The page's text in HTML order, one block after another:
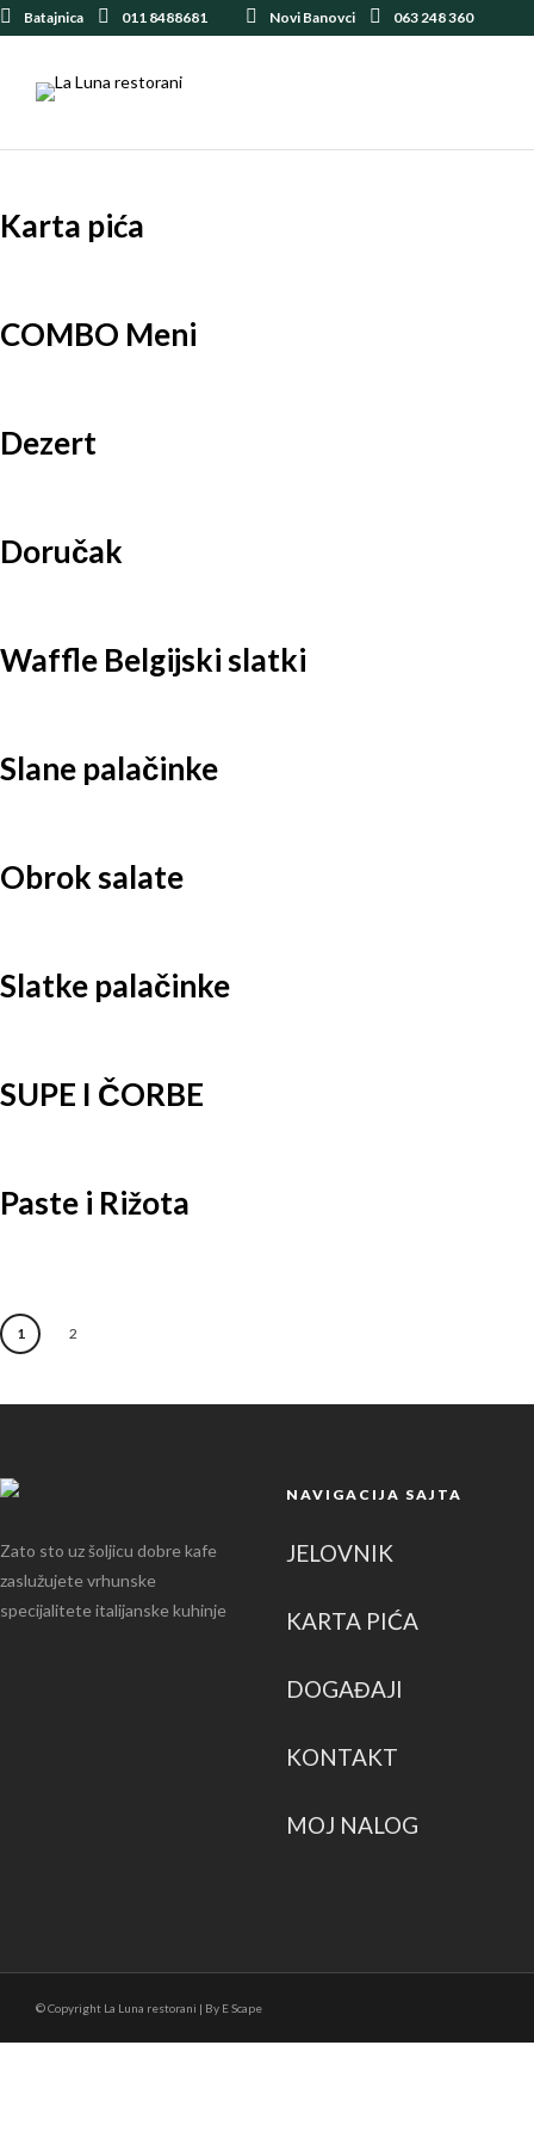
Batajnica 011 8488681 Novi Banovci 063 248 360
Karta pića
COMBO Meni
Dezert
Doručak
Waffle Belgijski slatki
Slane palačinke
Obrok salate
Slatke palačinke
SUPE I ČORBE
Paste i Rižota
1 2
Zato sto uz šoljicu dobre kafe
zaslužujete vrhunske
specijalitete italijanske kuhinje
NAVIGACIJA SAJTA
JELOVNIK
KARTA PIĆA
DOGAĐAJI
KONTAKT
MOJ NALOG
© Copyright La Luna restorani | By E Scape